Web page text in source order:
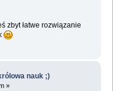
zbyt łatwe rozwiązanie
nauk ;)
»